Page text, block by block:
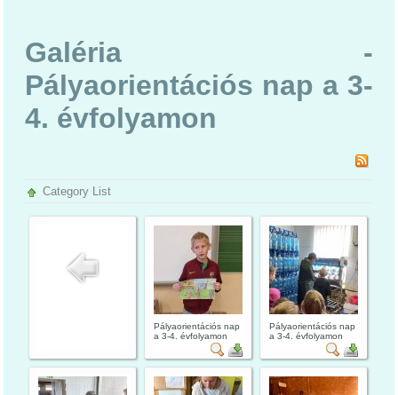
Galéria -
Pályaorientációs nap a 3-
4. évfolyamon
Category List
Pályaorientációs nap
a 3-4. évfolyamon
Pályaorientációs nap
a 3-4. évfolyamon